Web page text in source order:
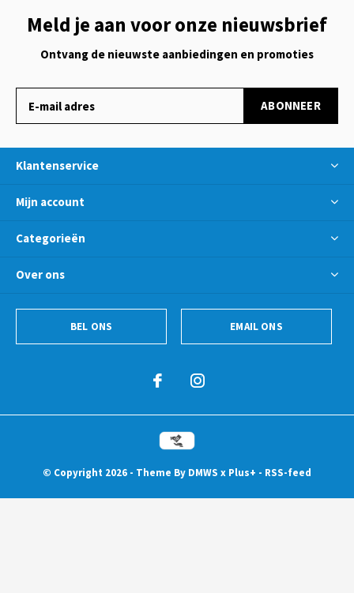
Meld je aan voor onze nieuwsbrief
Ontvang de nieuwste aanbiedingen en promoties
ABONNEER
Klantenservice
Mijn account
Categorieën
Over ons
BEL ONS EMAIL ONS
© Copyright 2026 - Theme By DMWS x Plus+ - RSS-feed